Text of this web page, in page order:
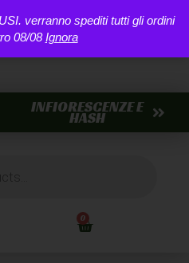
verranno spediti tutti gli ordini
08/08Ignora
INFIORESCENZE E
HASH
0